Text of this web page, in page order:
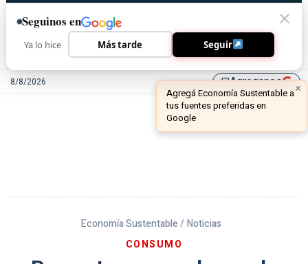
8/8/2026 library_addAgreganos
Economía Sustentable / Noticias
CONSUMO
Seguinos en
Ya lo hice Más tarde Seguir